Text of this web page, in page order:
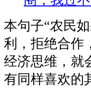
本句子“农民
利，拒绝合作
经济思维，就
有同样喜欢的